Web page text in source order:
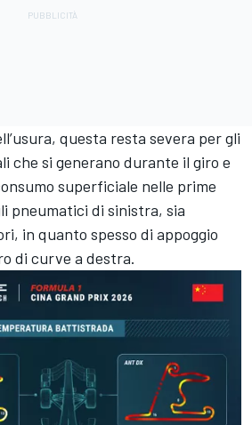
questa resta severa per gli
che si generano durante il giro e
superficiale nelle prime
pneumatici di sinistra, sia
in quanto spesso di appoggio
di curve a destra.